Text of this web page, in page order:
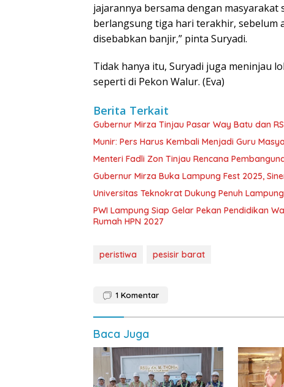
jajarannya bersama dengan
berlangsung tiga hari terakhir, sebelum
disebabkan banjir,” pinta Suryadi.
Tidak hanya itu, Suryadi juga meninjau
seperti di Pekon Walur. (Eva)
Berita Terkait
Gubernur Mirza Tinjau Pasar Way Batu dan
Munir: Pers Harus Kembali Menjadi Guru
Menteri Fadli Zon Tinjau Rencana
Gubernur Mirza Buka Lampung Fest 2025,
Universitas Teknokrat Dukung Penuh
PWI Lampung Siap Gelar Pekan Pendidikan
Rumah HPN 2027
peristiwa pesisir barat
1 Komentar
Baca Juga